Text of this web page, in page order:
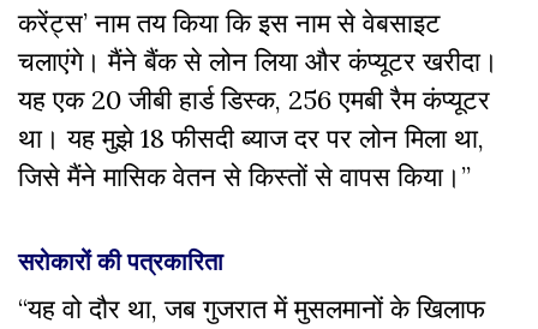
करेंट्स’ नाम तय किया कि इस नाम से वेबसाइट
चलाएंगे। मैंने बैंक से लोन लिया और कंप्यूटर खरीदा।
यह एक 20 जीबी हार्ड डिस्क, 256 एमबी रैम कंप्यूटर
था। यह मुझे 18 फीसदी ब्याज दर पर लोन मिला था,
जिसे मैंने मासिक वेतन से किस्तों से वापस किया।’’
सरोकारों की पत्रकारिता
“यह वो दौर था, जब गुजरात में मुसलमानों के खिलाफ